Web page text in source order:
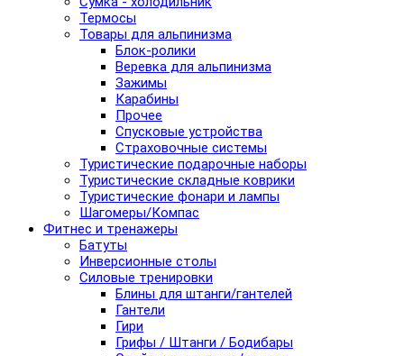
Термосы
Товары для альпинизма
Блок-ролики
Веревка для альпинизма
Зажимы
Карабины
Прочее
Спусковые устройства
Страховочные системы
Туристические подарочные наборы
Туристические складные коврики
Туристические фонари и лампы
Шагомеры/Компас
Фитнес и тренажеры
Батуты
Инверсионные столы
Силовые тренировки
Блины для штанги/гантелей
Гантели
Гири
Грифы / Штанги / Бодибары